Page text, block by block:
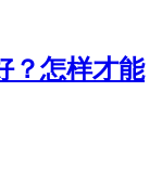
？怎样才能